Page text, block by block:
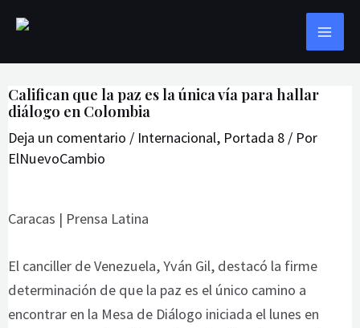
contenido
Califican que la paz es la única vía para hallar
diálogo en Colombia
Deja un comentario / Internacional, Portada 8/ Por
ElNuevoCambio
Caracas | Prensa Latina
El canciller de Venezuela, Yván Gil, destacó la firme
determinación de que la paz es el único camino a
encontrar en la Mesa de Diálogo iniciada el lunes en
de
entradas